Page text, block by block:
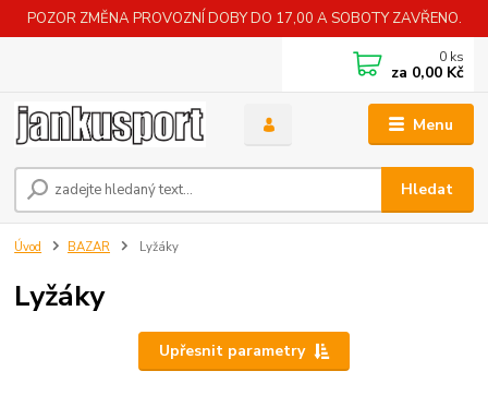
POZOR ZMĚNA PROVOZNÍ DOBY DO 17,00 A SOBOTY ZAVŘENO.
Menu
Hledat
0 ks
za 0,00 Kč
Úvod BAZAR Lyžáky
Lyžáky
Upřesnit parametry